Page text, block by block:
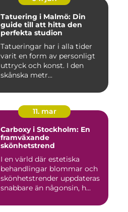
Tatuering i Malmö: Din
guide till att hitta den
perfekta studion
Tatueringar har i alla tider
varit en form av personligt
uttryck och konst. I den
skånska metr...
11. mar
Carboxy i Stockholm: En
framväxande
skönhetstrend
I en värld där estetiska
behandlingar blommar och
skönhetstrender uppdateras
snabbare än någonsin, h...